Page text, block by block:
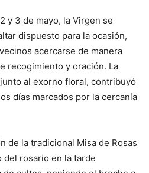
y 3 de mayo, la Virgen se
dispuesto para la ocasión,
acercarse de manera
recogimiento y oración. La
al exorno floral, contribuyó
días marcados por la cercanía
de la tradicional Misa de Rosas
del rosario en la tarde